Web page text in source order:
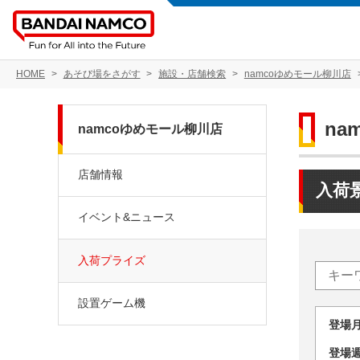
HOME あそび場をさがす 施設・店舗検索 namcoゆめモール柳川店
入荷
登
登
namcoゆめモール柳川店
店舗情報
イベント&ニュース
入荷プライズ
設置ゲーム機